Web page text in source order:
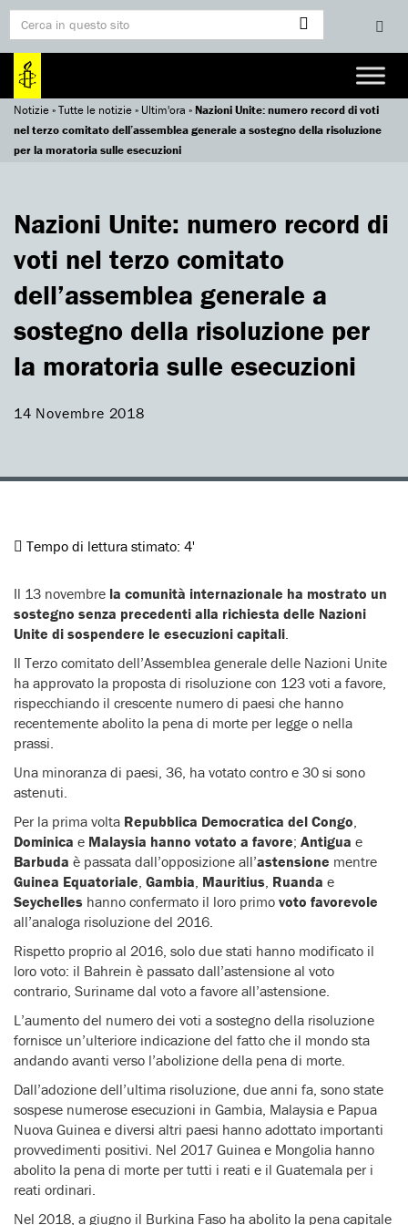
Notizie»Tutte le notizie» Ultim'ora »Nazioni Unite: numero record di voti
nel terzo comitato dell’assemblea generale a sostegno della risoluzione
per la moratoria sulle esecuzioni
Nazioni Unite: numero record di
voti nel terzo comitato
dell’assemblea generale a
sostegno della risoluzione per
la moratoria sulle esecuzioni
14 Novembre 2018
Tempo di lettura stimato: 4'
Il 13 novembre la comunità internazionale ha mostrato un
sostegno senza precedenti alla richiesta delle Nazioni
Unite di sospendere le esecuzioni capitali.
Il Terzo comitato dell’Assemblea generale delle Nazioni Unite
ha approvato la proposta di risoluzione con 123 voti a favore,
rispecchiando il crescente numero di paesi che hanno
recentemente abolito la pena di morte per legge o nella
prassi.
Una minoranza di paesi, 36, ha votato contro e 30 si sono
astenuti.
Per la prima volta Repubblica Democratica del Congo,
Dominica e Malaysia hanno votato a favore; Antigua e
Barbuda è passata dall’opposizione all’astensione mentre
Guinea Equatoriale, Gambia, Mauritius, Ruanda e
Seychelles hanno confermato il loro primo voto favorevole
all’analoga risoluzione del 2016.
Rispetto proprio al 2016, solo due stati hanno modificato il
loro voto: il Bahrein è passato dall’astensione al voto
contrario, Suriname dal voto a favore all’astensione.
L’aumento del numero dei voti a sostegno della risoluzione
fornisce un’ulteriore indicazione del fatto che il mondo sta
andando avanti verso l’abolizione della pena di morte.
Dall’adozione dell’ultima risoluzione, due anni fa, sono state
sospese numerose esecuzioni in Gambia, Malaysia e Papua
Nuova Guinea e diversi altri paesi hanno adottato importanti
provvedimenti positivi. Nel 2017 Guinea e Mongolia hanno
abolito la pena di morte per tutti i reati e il Guatemala per i
reati ordinari.
Nel 2018, a giugno il Burkina Faso ha abolito la pena capitale